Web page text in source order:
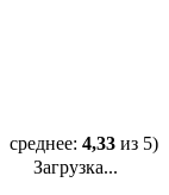
среднее: 4,33 из 5)
Загрузка...